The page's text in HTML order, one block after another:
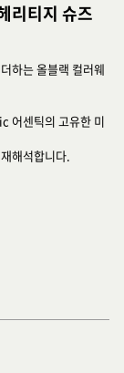
리티지 슈즈
하는 올블랙 컬러웨
어센틱의 고유한 미
해석합니다.